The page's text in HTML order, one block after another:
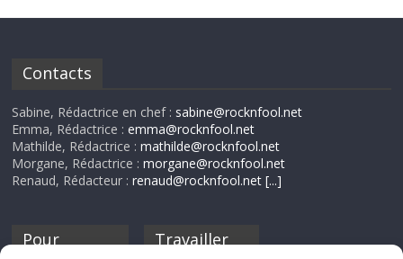
Contacts
Sabine, Rédactrice en chef : sabine@rocknfool.net
Emma, Rédactrice :emma@rocknfool.net
Mathilde, Rédactrice :mathilde@rocknfool.net
Morgane, Rédactrice :morgane@rocknfool.net
Renaud, Rédacteur :renaud@rocknfool.net [...]
Pour
Travailler